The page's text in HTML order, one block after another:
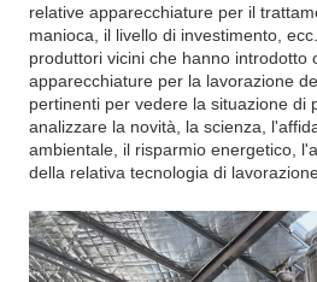
relative apparecchiature per il
manioca, il livello di investimento,
produttori vicini che hanno introdotto
apparecchiature per la lavorazione
pertinenti per vedere la situazione di
analizzare la novità, la scienza,
ambientale, il risparmio energetico,
della relativa tecnologia di